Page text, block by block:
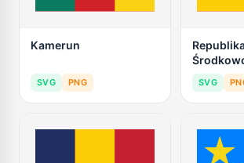
Kamerun
SVG PNG SVG